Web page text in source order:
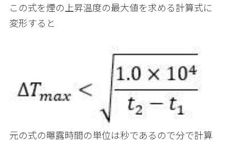
この式を煙の上昇温度の最大値を求める計算式に
変形すると
元の式の曝露時間の単位は秒であるので分で計算